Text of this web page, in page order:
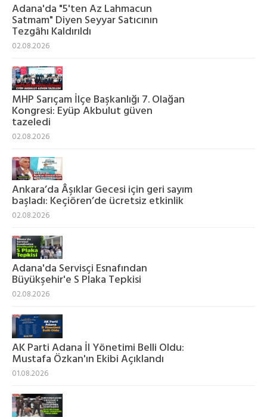
Adana'da "5'ten Az Lahmacun
Satmam" Diyen Seyyar Satıcının
Tezgâhı Kaldırıldı
02.08.2026
MHP Sarıçam İlçe Başkanlığı 7. Olağan
Kongresi: Eyüp Akbulut güven
tazeledi
02.08.2026
Ankara’da Âşıklar Gecesi için geri sayım
başladı: Keçiören’de ücretsiz etkinlik
02.08.2026
Adana'da Servisçi Esnafından
Büyükşehir'e S Plaka Tepkisi
02.08.2026
AK Parti Adana İl Yönetimi Belli Oldu:
Mustafa Özkan'ın Ekibi Açıklandı
01.08.2026